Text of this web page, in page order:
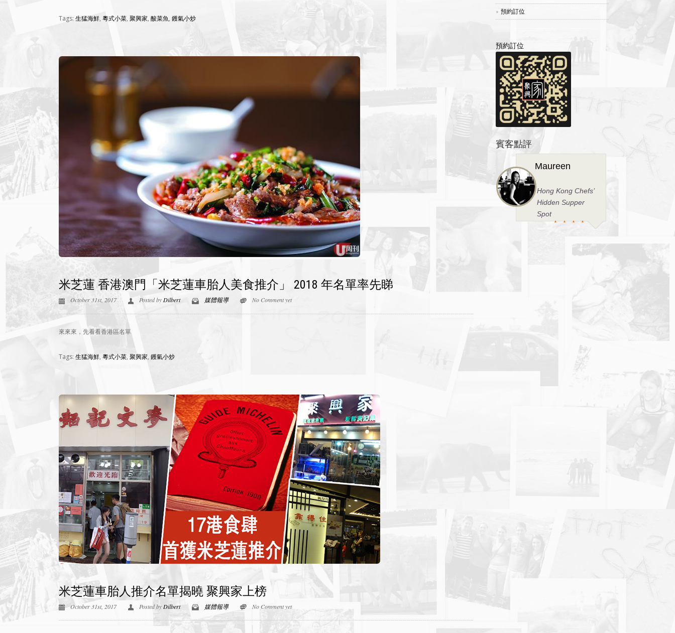
Tags: 生猛海鮮, 粵式小菜, 聚興家, 酸菜魚, 鑊氣小炒
米芝蓮 香港澳門「米芝蓮車胎人美食推介」 2018 年名單率先睇
October 31st, 2017 Posted byDilbert 媒體報導 No Comment yet
來來來，先看看香港區名單
Tags: 生猛海鮮, 粵式小菜, 聚興家, 鑊氣小炒
米芝蓮車胎人推介名單揭曉 聚興家上榜
October 31st, 2017 Posted by Dilbert 媒體報導 No Comment yet
預約訂位
預約訂位
賓客點評
明報
砵蘭街小店 名廚開
飯切磋
食材的原汁原味。